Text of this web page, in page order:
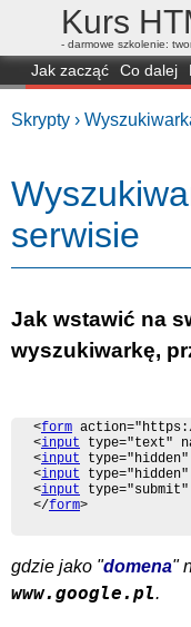
Kurs
- darmowe szkolenie:
Jak zacząć Co dalej
Skrypty ›
serwisie
Jak wstawić na
wyszukiwarkę,
<form
<input type="text"
<input
<input
<input
</form>
gdzie jako "domena"
www.google.pl.